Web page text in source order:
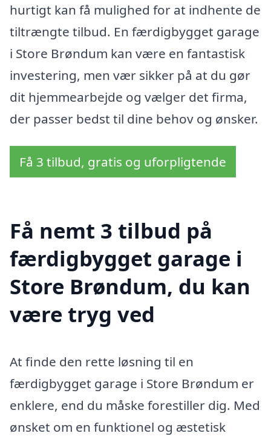
hurtigt kan få mulighed for at indhente de
tiltrængte tilbud. En færdigbygget garage
i Store Brøndum kan være en fantastisk
investering, men vær sikker på at du gør
dit hjemmearbejde og vælger det firma,
der passer bedst til dine behov og ønsker.
Få 3 tilbud, gratis og uforpligtende
Få nemt 3 tilbud på
færdigbygget garage i
Store Brøndum, du kan
være tryg ved
At finde den rette løsning til en
færdigbygget garage i Store Brøndum er
enklere, end du måske forestiller dig. Med
ønsket om en funktionel og æstetisk